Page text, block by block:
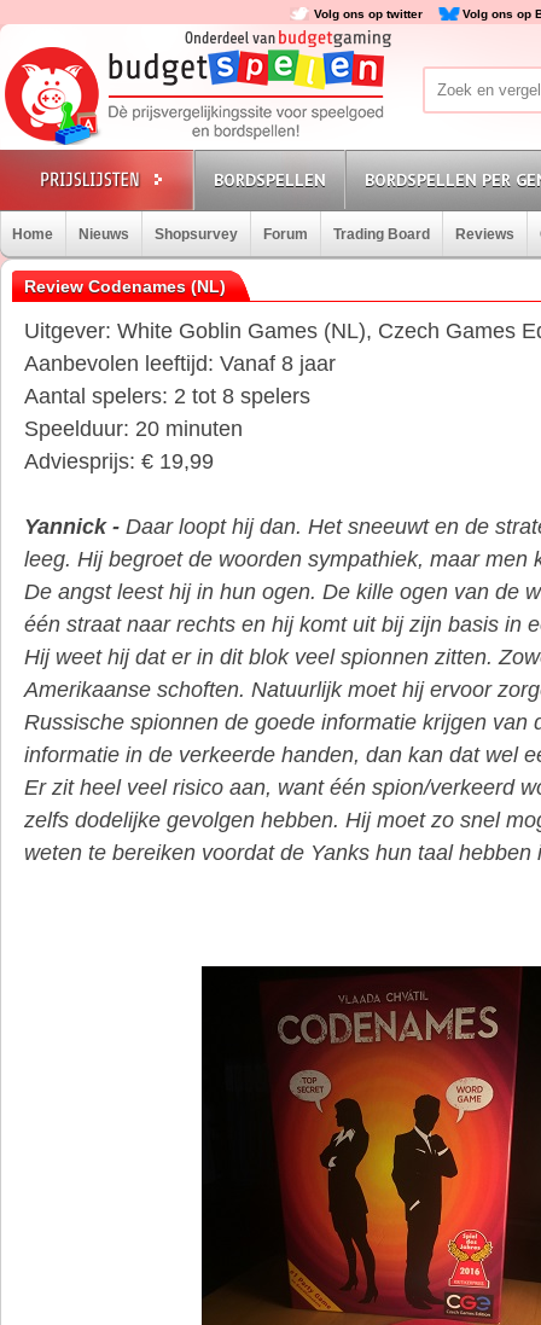
Volg ons op twitter Volg ons op
BORDSPELLEN BORDSPELLEN PER
Home Nieuws Shopsurvey Forum Trading Board Reviews
Review Codenames (NL)
Uitgever: White Goblin Games (NL), Czech Games
Aanbevolen leeftijd: Vanaf 8 jaar
Aantal spelers: 2 tot 8 spelers
Speelduur: 20 minuten
Adviesprijs: € 19,99
Yannick - Daar loopt hij dan. Het sneeuwt en de
leeg. Hij begroet de woorden sympathiek, maar men
De angst leest hij in hun ogen. De kille ogen van de
één straat naar rechts en hij komt uit bij zijn basis in
Hij weet hij dat er in dit blok veel spionnen zitten.
Amerikaanse schoften. Natuurlijk moet hij ervoor
Russische spionnen de goede informatie krijgen van
informatie in de verkeerde handen, dan kan dat wel
Er zit heel veel risico aan, want één spion/verkeerd
zelfs dodelijke gevolgen hebben. Hij moet zo snel
weten te bereiken voordat de Yanks hun taal hebben